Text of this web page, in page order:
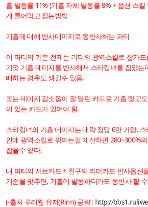
흡 발동률 11% (기흡 자체 발동률 8% + 옵션 스
게 틀어막고 잡는방법
기흡에 대해 반사데미지로 동반사하는 파티
이 파티의 기본 전제는 리더의 광역스킬로 잡카
기껏 기흡 데미지를 반사해서 스타킹녀를 잡았는
배하는 경우도 생길수 있음.
또는 데미지 감소옵이 잘 달린 카드로 기흡 맞고
이 있는 카드가 있어야 함.
스타킹녀의 기흡 데미지는 대략 장당 6만 가량.
인데 광역스킬로 깎이는걸 계산하면 280~300%
잡을수 있다.
내 파티의 서브카드 + 친구의 리더카드 반사옵션
기준을 맞추면, 기흡이 발동하더라도 동반사 할
(-출처 루리웹 유저(Rinn) 공략 : http://